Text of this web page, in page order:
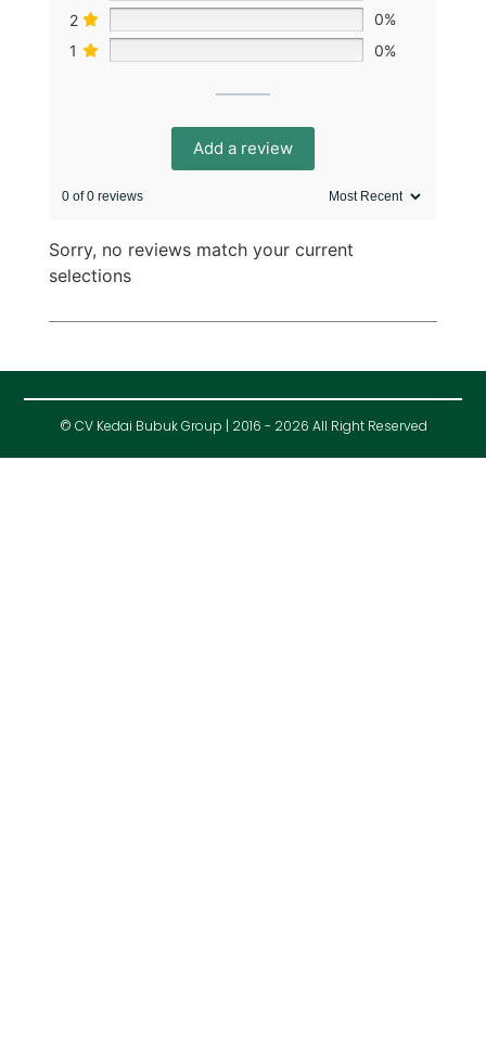
2
0%
1
0%
Add a review
0 of 0 reviews
Sorry, no reviews match your current
selections
© CV Kedai Bubuk Group | 2016 - 2026 All Right Reserved